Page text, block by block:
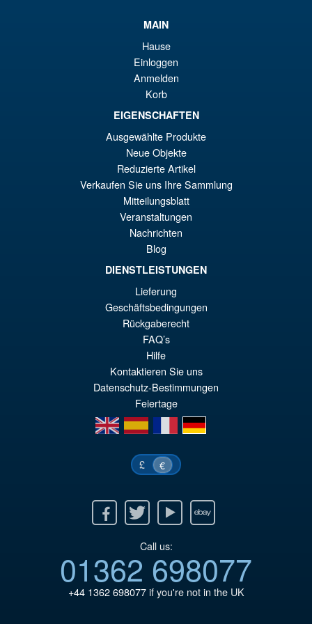
Bandai S.H.Figuarts Jujutsu
Kaisen Choso Action Figure
PRÉ COMMANDE
S.H. Figuarts Dragon Ball
Daima Super Saiyan 4 Son
Gokum ( Adult ) Action Figure
PRÉ COMMANDE
MAIN
Hause
Einloggen
Anmelden
Korb
EIGENSCHAFTEN
Ausgewählte Produkte
Neue Objekte
Reduzierte Artikel
Verkaufen Sie uns Ihre Sammlung
Mitteilungsblatt
Veranstaltungen
Nachrichten
Blog
DIENSTLEISTUNGEN
Lieferung
Geschäftsbedingungen
Rückgaberecht
FAQ’s
Hilfe
Kontaktieren Sie uns
Datenschutz-Bestimmungen
Feiertage
en
es fr de
£ €
Twitter Youtube Ebay
Call us:
01362 698077
+44 1362 698077if you're not in the UK